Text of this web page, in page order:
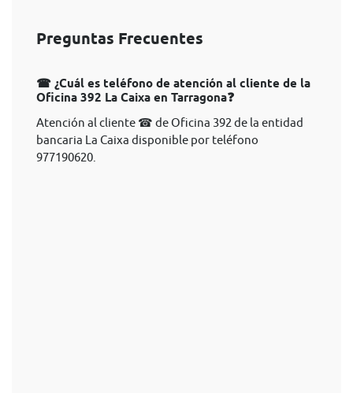
Preguntas Frecuentes
☎ ¿Cuál es teléfono de atención al cliente de la
Oficina 392 La Caixa en Tarragona❓
Atención al cliente ☎ de Oficina 392 de la entidad
bancaria La Caixa disponible por teléfono
977190620.